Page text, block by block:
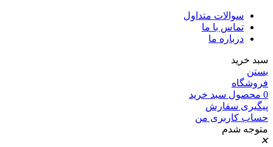
سوالات متداول
تماس با ما
درباره ما
سبد خرید
بستن
فروشگاه
0 محصول سبد خرید
پیگیری سفارش
حساب کاربری من
متوجه شدم
✕